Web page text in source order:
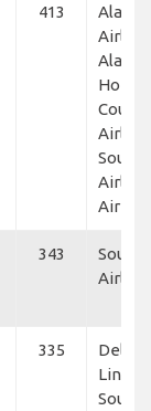
413
Alaska
Alaska
Air
343
335
Delta
Lines,